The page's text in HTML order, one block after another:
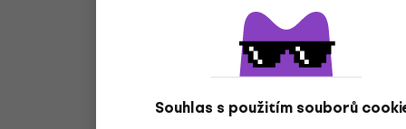
Souhlas s použitím souborů